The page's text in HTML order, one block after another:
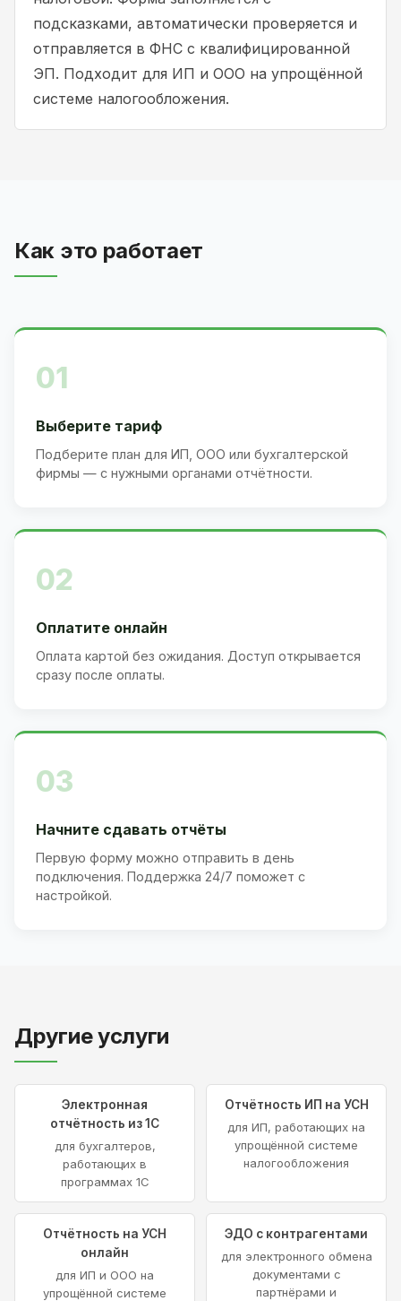
подсказками, автоматически проверяется и
отправляется в ФНС с квалифицированной
ЭП. Подходит для ИП и ООО на упрощённой
системе налогообложения.
Как это работает
01
Выберите тариф
Подберите план для ИП, ООО или бухгалтерской
фирмы — с нужными органами отчётности.
02
Оплатите онлайн
Оплата картой без ожидания. Доступ открывается
сразу после оплаты.
03
Начните сдавать отчёты
Первую форму можно отправить в день
подключения. Поддержка 24/7 поможет с
настройкой.
Другие услуги
Электронная
отчётность из 1С
для бухгалтеров,
работающих в
программах 1С
Отчётность ИП на УСН
для ИП, работающих на
упрощённой системе
налогообложения
Отчётность на УСН
онлайн
для ИП и ООО на
упрощённой системе
ЭДО с контрагентами
для электронного обмена
документами с
партнёрами и